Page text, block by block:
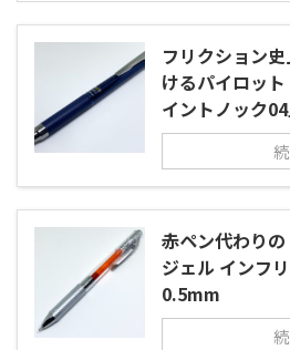
フリクション
けるパイロッ
イントノック04
赤ペン代わり
ジェル インフ
0.5mm